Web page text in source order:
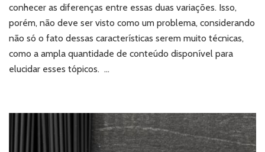
qual
a
melhor
alternativa?
conhecer as diferenças entre essas duas variações. Isso,
porém, não deve ser visto como um problema, considerando
não só o fato dessas características serem muito técnicas,
como a ampla quantidade de conteúdo disponível para
elucidar esses tópicos. …